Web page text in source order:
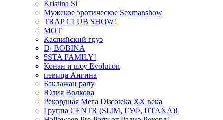
Kristina Si
Мужское эротическое Sexmanshow
TRAP CLUB SHOW!
МОТ
Каспийский груз
Dj BOBINA
5STA FAMILY!
Конан и шоу Evolution
певица Ангина
Баклажан party
Юлия Волкова
Рекордная Мега Discoteka XX века
Группа CENTR (SLIM, ГУФ, ПТАХА)!